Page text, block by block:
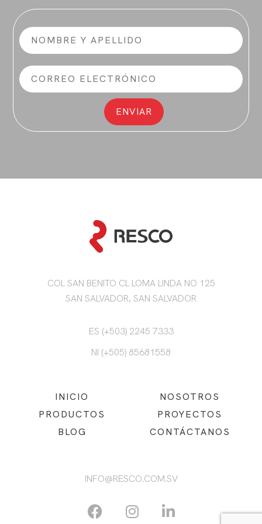
COL SAN BENITO CL LOMA LINDA NO 125
SAN SALVADOR, SAN SALVADOR
ES (+503) 2245 7333
NI (+505) 85681558
INICIO
NOSOTROS
PRODUCTOS
PROYECTOS
BLOG
CONTÁCTANOS
INFO@RESCO.COM.SV